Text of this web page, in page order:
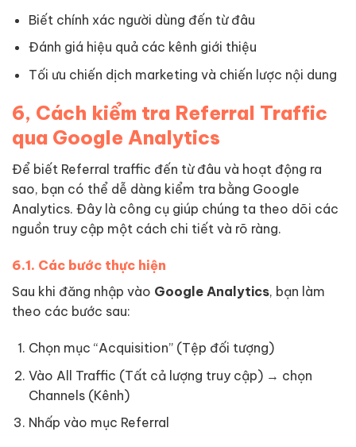
Biết chính xác người dùng đến từ đâu
Đánh giá hiệu quả các kênh giới thiệu
Tối ưu chiến dịch marketing và chiến lược nội dung
6, Cách kiểm tra Referral Traffic
qua Google Analytics
Để biết Referral traffic đến từ đâu và hoạt động ra
sao, bạn có thể dễ dàng kiểm tra bằng Google
Analytics. Đây là công cụ giúp chúng ta theo dõi các
nguồn truy cập một cách chi tiết và rõ ràng.
6.1. Các bước thực hiện
Sau khi đăng nhập vào Google Analytics, bạn làm
theo các bước sau:
Chọn mục “Acquisition” (Tệp đối tượng)
Vào All Traffic (Tất cả lượng truy cập) → chọn
Channels (Kênh)
Nhấp vào mục Referral